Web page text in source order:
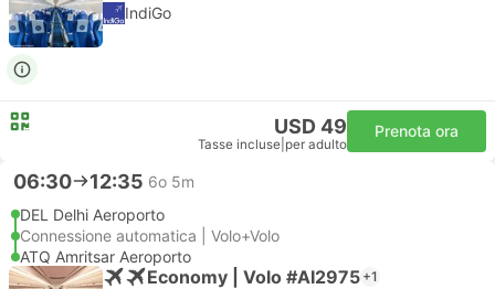
IndiGo
USD 49
Tasse incluse per adulto
Prenota ora
06:30 12:35 6o 5m
DEL Delhi Aeroporto
Connessione automatica | Volo+Volo
ATQ Amritsar Aeroporto
Economy | Volo #AI2975 +1